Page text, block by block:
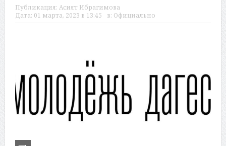
Публикация: Асият Ибрагимова
Дата: 01 марта, 2023 в 13:45 в: Официально